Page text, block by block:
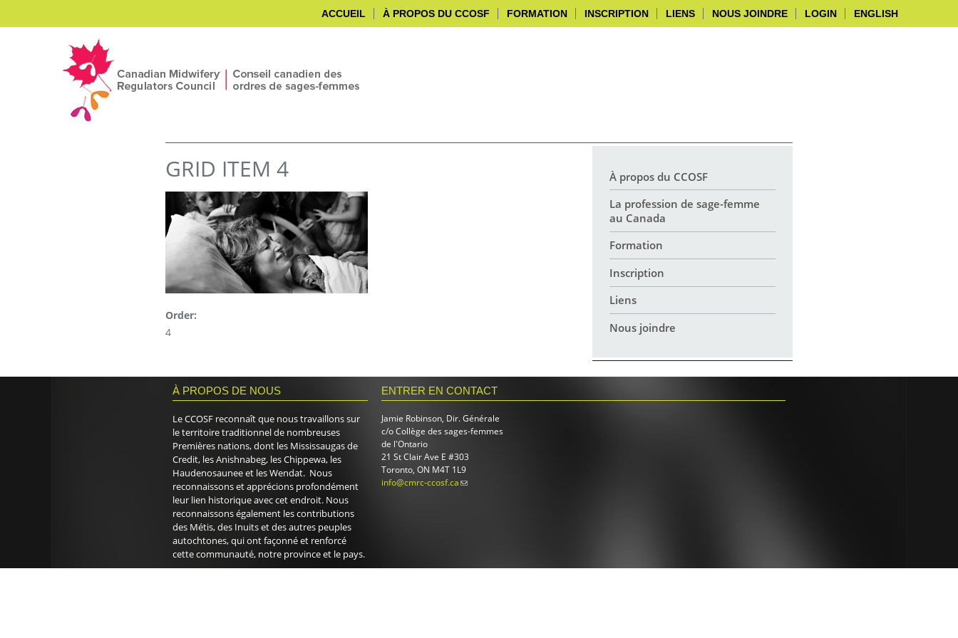
ENGLISH
ACCUEIL À PROPOS DU CCOSF FORMATION INSCRIPTION LIENS NOUS JOINDRE LOGIN
YOU ARE HERE
À propos du CCOSF
La profession de sage-femme
au Canada
Formation
Inscription
Liens
Nous joindre
GRID ITEM 4
Order:
4
À PROPOS DE NOUS
Le CCOSF reconnaît que nous travaillons sur
le territoire traditionnel de nombreuses
Premières nations, dont les Mississaugas de
Credit, les Anishnabeg, les Chippewa, les
Haudenosaunee et les Wendat. Nous
reconnaissons et apprécions profondément
leur lien historique avec cet endroit. Nous
reconnaissons également les contributions
des Métis, des Inuits et des autres peuples
autochtones, qui ont façonné et renforcé
cette communauté, notre province et le pays.
ENTRER EN CONTACT
Jamie Robinson, Dir. Générale
c/o Collège des sages-femmes
de l'Ontario
21 St Clair Ave E #303
Toronto, ON M4T 1L9
info@cmrc-ccosf.ca(link sends e-mail)